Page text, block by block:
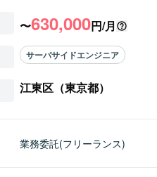
〜630,000円/月
サーバサイドエンジニア
江東区（東京都）
業務委託(フリーランス)